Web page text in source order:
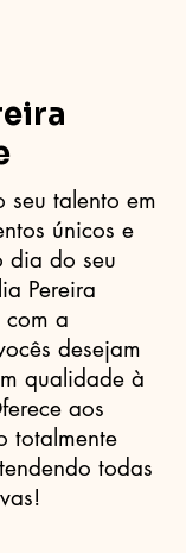
seu talento em
únicos e
dia do seu
Pereira
com a
desejam
qualidade à
aos
totalmente
todas